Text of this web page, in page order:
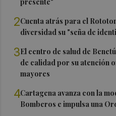
2Cuenta atrás para el
diversidad su "seña de
3El centro de salud de
de calidad por su atención
mayores
4Cartagena avanza con la
Bomberos e impulsa una